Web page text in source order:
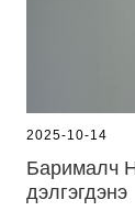
2025-10-14
Барималч
дэлгэгдэнэ